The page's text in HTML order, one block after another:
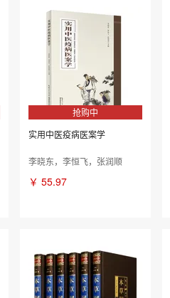
抢购中
实用中医疫病医案学
李晓东，李恒飞，张润顺
￥ 55.97